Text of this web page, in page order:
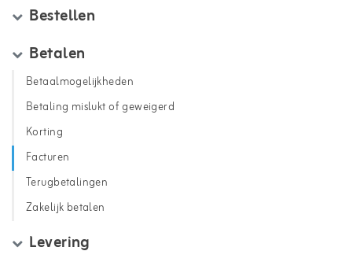
Bestellen
Betalen
Betaalmogelijkheden
Betaling mislukt of geweigerd
Korting
Facturen
Terugbetalingen
Zakelijk betalen
Levering